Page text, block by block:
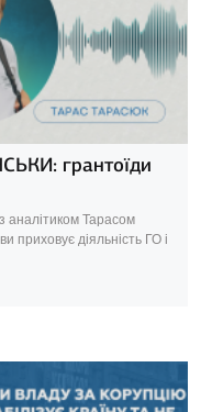
грантоїди
аналітиком Тарасом
приховує діяльність ГО і